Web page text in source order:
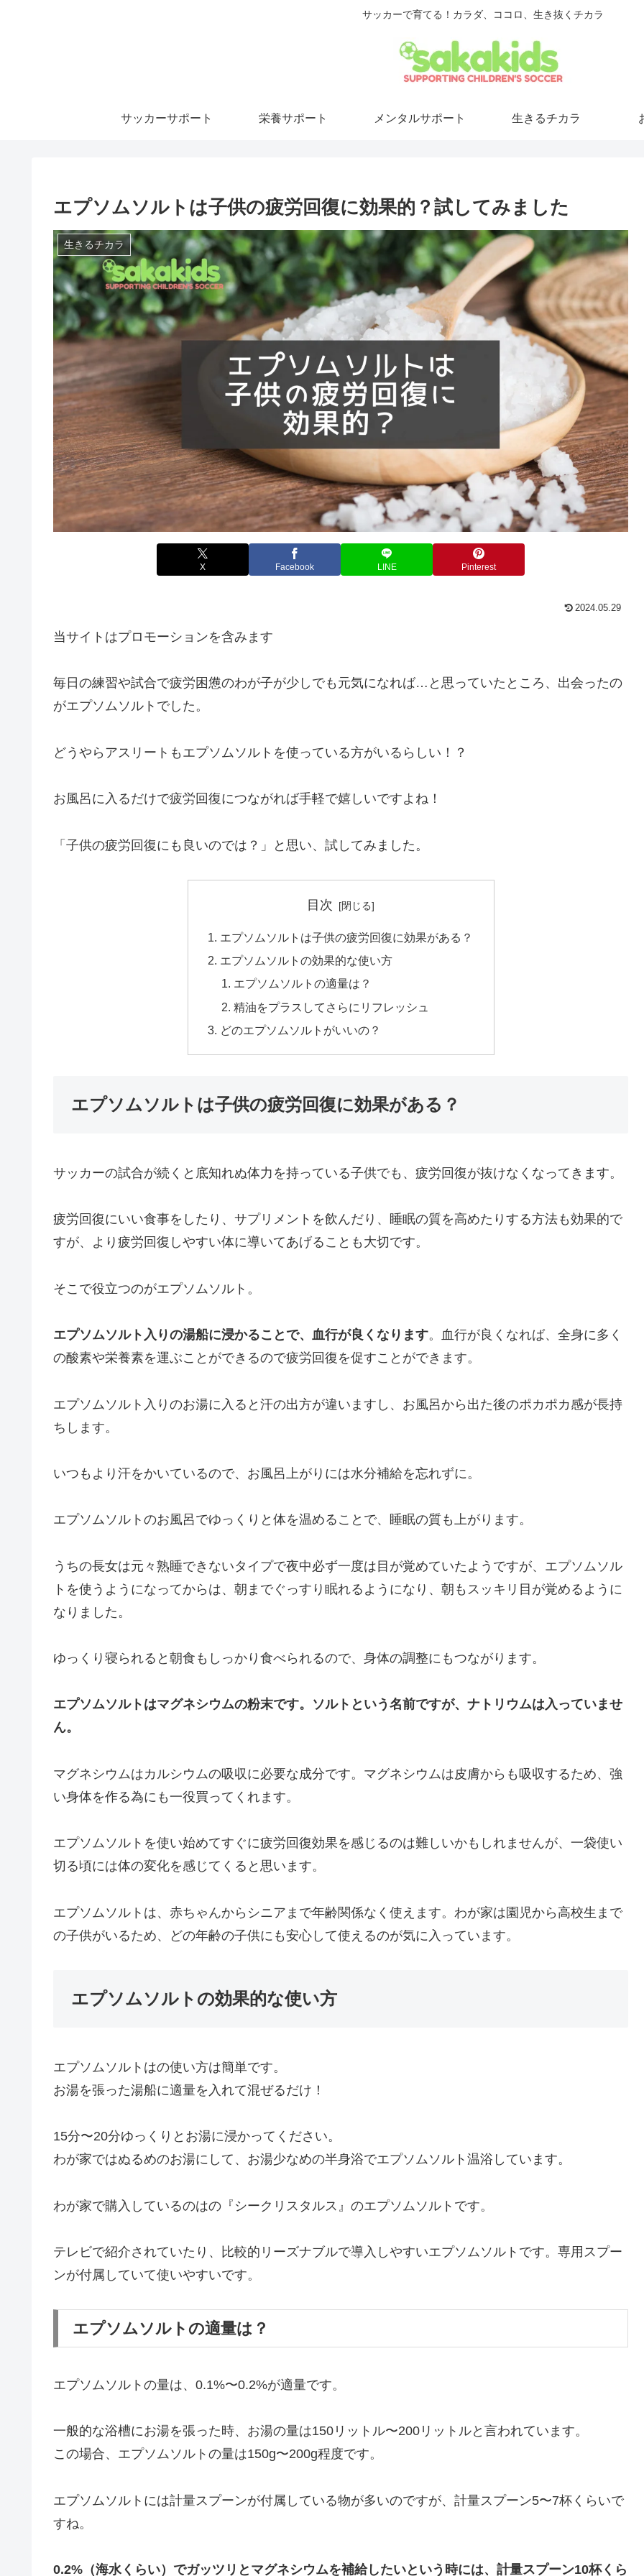
サッカーで育てる！カラダ、ココロ、生き抜くチカラ
サッカーサポート 栄養サポート メンタルサポート 生きるチカラ
エプソムソルトは子供の疲労回復に効果的？試してみました
生きるチカラ
X Facebook LINE Pinterest
2024.05.29
当サイトはプロモーションを含みます
毎日の練習や試合で疲労困憊のわが子が少しでも元気になれば…と思っていたところ、出会ったの
がエプソムソルトでした。
どうやらアスリートもエプソムソルトを使っている方がいるらしい！？
お風呂に入るだけで疲労回復につながれば手軽で嬉しいですよね！
「子供の疲労回復にも良いのでは？」と思い、試してみました。
目次
エプソムソルトは子供の疲労回復に効果がある？
エプソムソルトの効果的な使い方
エプソムソルトの適量は？
精油をプラスしてさらにリフレッシュ
どのエプソムソルトがいいの？
エプソムソルトは子供の疲労回復に効果がある？
サッカーの試合が続くと底知れぬ体力を持っている子供でも、疲労回復が抜けなくなってきます。
疲労回復にいい食事をしたり、サプリメントを飲んだり、睡眠の質を高めたりする方法も効果的で
すが、より疲労回復しやすい体に導いてあげることも大切です。
そこで役立つのがエプソムソルト。
エプソムソルト入りの湯船に浸かることで、血行が良くなります。血行が良くなれば、全身に多く
の酸素や栄養素を運ぶことができるので疲労回復を促すことができます。
エプソムソルト入りのお湯に入ると汗の出方が違いますし、お風呂から出た後のポカポカ感が長持
ちします。
いつもより汗をかいているので、お風呂上がりには水分補給を忘れずに。
エプソムソルトのお風呂でゆっくりと体を温めることで、睡眠の質も上がります。
うちの長女は元々熟睡できないタイプで夜中必ず一度は目が覚めていたようですが、エプソムソル
トを使うようになってからは、朝までぐっすり眠れるようになり、朝もスッキリ目が覚めるように
なりました。
ゆっくり寝られると朝食もしっかり食べられるので、身体の調整にもつながります。
エプソムソルトはマグネシウムの粉末です。ソルトという名前ですが、ナトリウムは入っていませ
ん。
マグネシウムはカルシウムの吸収に必要な成分です。マグネシウムは皮膚からも吸収するため、強
い身体を作る為にも一役買ってくれます。
エプソムソルトを使い始めてすぐに疲労回復効果を感じるのは難しいかもしれませんが、一袋使い
切る頃には体の変化を感じてくると思います。
エプソムソルトは、赤ちゃんからシニアまで年齢関係なく使えます。わが家は園児から高校生まで
の子供がいるため、どの年齢の子供にも安心して使えるのが気に入っています。
エプソムソルトの効果的な使い方
エプソムソルトはの使い方は簡単です。
お湯を張った湯船に適量を入れて混ぜるだけ！
15分〜20分ゆっくりとお湯に浸かってください。
わが家ではぬるめのお湯にして、お湯少なめの半身浴でエプソムソルト温浴しています。
わが家で購入しているのはの『シークリスタルス』のエプソムソルトです。
テレビで紹介されていたり、比較的リーズナブルで導入しやすいエプソムソルトです。専用スプー
ンが付属していて使いやすいです。
エプソムソルトの適量は？
エプソムソルトの量は、0.1%〜0.2%が適量です。
一般的な浴槽にお湯を張った時、お湯の量は150リットル〜200リットルと言われています。
この場合、エプソムソルトの量は150g〜200g程度です。
エプソムソルトには計量スプーンが付属している物が多いのですが、計量スプーン5〜7杯くらいで
すね。
0.2%（海水くらい）でガッツリとマグネシウムを補給したいという時には、計量スプーン10杯くら